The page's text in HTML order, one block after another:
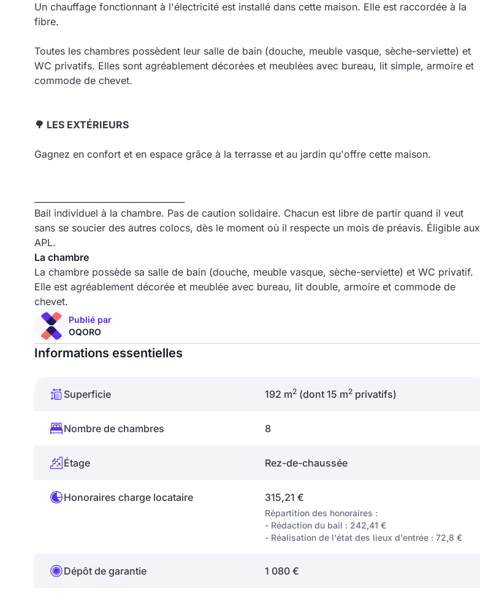
Un chauffage fonctionnant à l'électricité est installé dans cette maison. Elle est raccordée à la
fibre.
Toutes les chambres possèdent leur salle de bain (douche, meuble vasque, sèche-serviette) et
WC privatifs. Elles sont agréablement décorées et meublées avec bureau, lit simple, armoire et
commode de chevet.
🌳 LES EXTÉRIEURS
Gagnez en confort et en espace grâce à la terrasse et au jardin qu'offre cette maison.
Bail individuel à la chambre. Pas de caution solidaire. Chacun est libre de partir quand il veut
sans se soucier des autres colocs, dès le moment où il respecte un mois de préavis. Éligible aux
APL.
La chambre
La chambre possède sa salle de bain (douche, meuble vasque, sèche-serviette) et WC privatif.
Elle est agréablement décorée et meublée avec bureau, lit double, armoire et commode de
chevet.
Publié par
OQORO
Informations essentielles
Superficie 192 m2 (dont 15 m2 privatifs)
Nombre de chambres 8
Étage Rez-de-chaussée
Honoraires charge locataire 315,21 €
Répartition des honoraires :
- Rédaction du bail : 242,41 €
- Réalisation de l'état des lieux d'entrée : 72,8 €
Dépôt de garantie 1 080 €